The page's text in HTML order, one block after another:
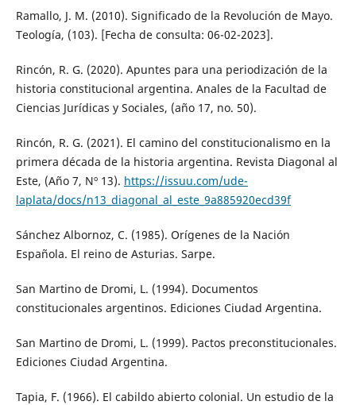
Ramallo, J. M. (2010). Significado de la Revolución de Mayo.
Teología, (103). [Fecha de consulta: 06-02-2023].
Rincón, R. G. (2020). Apuntes para una periodización de la
historia constitucional argentina. Anales de la Facultad de
Ciencias Jurídicas y Sociales, (año 17, no. 50).
Rincón, R. G. (2021). El camino del constitucionalismo en la
primera década de la historia argentina. Revista Diagonal al
Este, (Año 7, Nº 13). https://issuu.com/ude-
laplata/docs/n13_diagonal_al_este_9a885920ecd39f
Sánchez Albornoz, C. (1985). Orígenes de la Nación
Española. El reino de Asturias. Sarpe.
San Martino de Dromi, L. (1994). Documentos
constitucionales argentinos. Ediciones Ciudad Argentina.
San Martino de Dromi, L. (1999). Pactos preconstitucionales.
Ediciones Ciudad Argentina.
Tapia, F. (1966). El cabildo abierto colonial. Un estudio de la